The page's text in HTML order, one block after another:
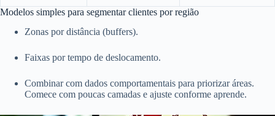
Modelos simples para segmentar clientes por região
Zonas por distância (buffers).
Faixas por tempo de deslocamento.
Combinar com dados comportamentais para priorizar áreas.
Comece com poucas camadas e ajuste conforme aprende.